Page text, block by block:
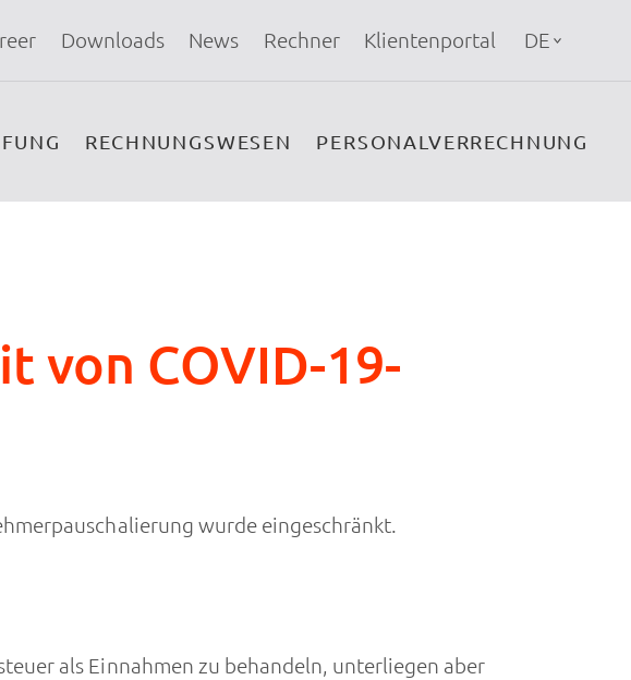
Downloads News Rechner Klientenportal DE
RECHNUNGSWESEN PERSONALVERRECHNUNG
von COVID-19-
wurde eingeschränkt.
als Einnahmen zu behandeln, unterliegen aber